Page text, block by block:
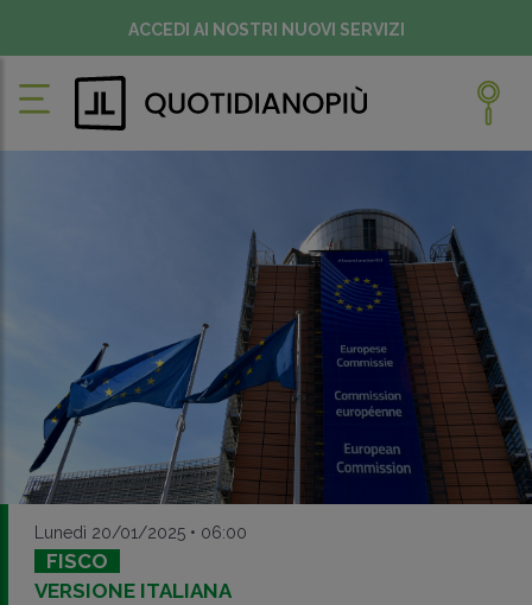
ACCEDI AI NOSTRI NUOVI SERVIZI
Lunedì 20/01/2025 • 06:00
FISCO
VERSIONE ITALIANA